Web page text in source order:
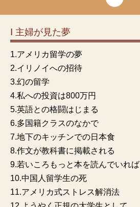
Ⅰ 主婦が見た夢
1.アメリカ留学の夢
2.イリノイへの招待
3.幻の留学
4.私への投資は800万円
5.英語との格闘はじまる
6.多国籍クラスのなかで
7.地下のキッチンでの日本食
8.作文が教科書に掲載される
9.若いころもっと本を読んでいれば
10.中国人留学生の死
11.アメリカ式ストレス解消法